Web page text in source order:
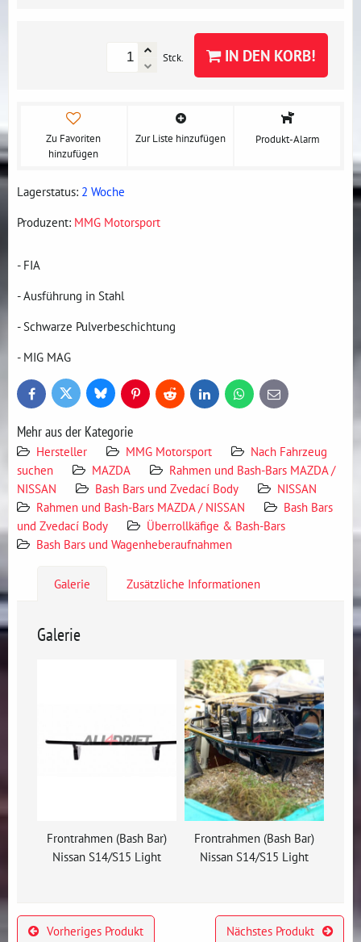
Stck. IN DEN KORB!
Zu Favoriten
hinzufügen
Zur Liste hinzufügen Produkt-Alarm
Lagerstatus: 2 Woche
Produzent: MMG Motorsport
- FIA
- Ausführung in Stahl
- Schwarze Pulverbeschichtung
- MIG MAG
FacebookTwitter BlueskyPinterestReddit LinkedInWhatsApp
E-
mail
Mehr aus der Kategorie
Hersteller MMG Motorsport
Nach Fahrzeug
suchen
MAZDA
Rahmen und Bash-Bars MAZDA /
NISSAN
Bash Bars und Zvedací Body
NISSAN
Rahmen und Bash-Bars MAZDA / NISSAN
Bash Bars
und Zvedací Body
Überrollkäfige & Bash-Bars
Bash Bars und Wagenheberaufnahmen
Galerie Zusätzliche Informationen
Galerie
Frontrahmen (Bash Bar)
Nissan S14/S15 Light
Frontrahmen (Bash Bar)
Nissan S14/S15 Light
Vorheriges Produkt Nächstes Produkt